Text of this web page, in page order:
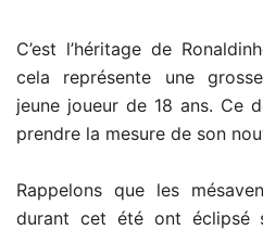
C’est l’héritage de
cela représente une
jeune joueur de 18 ans. Ce
prendre la mesure de son
Rappelons que les
durant cet été ont éclipsé